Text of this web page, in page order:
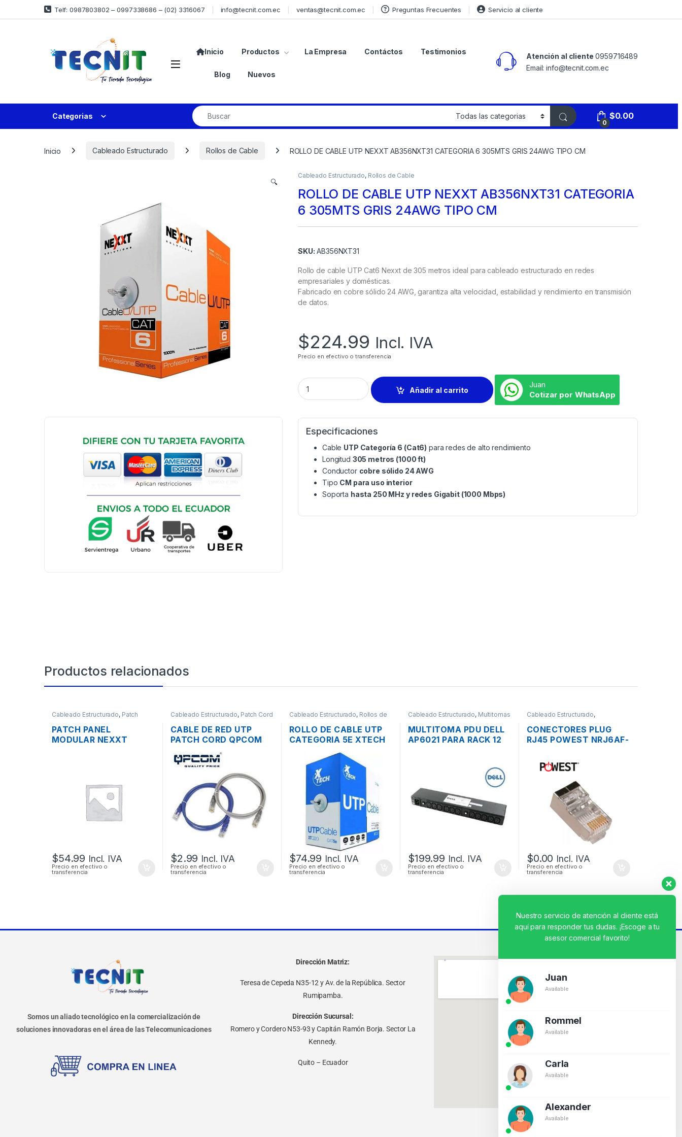
Telf: 0987803802 – 0997338686 – (02) 3316067 info@tecnit.com.ec ventas@tecnit.com.ec Preguntas Frecuentes Servicio al cliente
Inicio Productos La Empresa Contáctos Testimonios
Blog Nuevos
Atención al cliente 0959716489
Email: info@tecnit.com.ec
Categorias
0
$0.00
Inicio Cableado Estructurado Rollos de Cable ROLLO DE CABLE UTP NEXXT AB356NXT31 CATEGORIA 6 305MTS GRIS 24AWG TIPO CM
🔍
Cableado Estructurado, Rollos de Cable
ROLLO DE CABLE UTP NEXXT AB356NXT31 CATEGORIA
6 305MTS GRIS 24AWG TIPO CM
SKU: AB356NXT31
Rollo de cable UTP Cat6 Nexxt de 305 metros ideal para cableado estructurado en redes
empresariales y domésticas.
Fabricado en cobre sólido 24 AWG, garantiza alta velocidad, estabilidad y rendimiento en transmisión
de datos.
$224.99 Incl. IVA
Precio en efectivo o transferencia
Añadir al carrito
Juan
Cotizar por WhatsApp
Especificaciones
Cable UTP Categoría 6 (Cat6) para redes de alto rendimiento
Longitud 305 metros (1000 ft)
Conductor cobre sólido 24 AWG
Tipo CM para uso interior
Soporta hasta 250 MHz y redes Gigabit (1000 Mbps)
Productos relacionados
Cableado Estructurado, Patch
PATCH PANEL
MODULAR NEXXT
$54.99 Incl. IVA
Precio en efectivo o
transferencia
Cableado Estructurado, Patch Cord
CABLE DE RED UTP
PATCH CORD QPCOM
30CM 1 PIE
$2.99 Incl. IVA
Precio en efectivo o
transferencia
Cableado Estructurado, Rollos de
ROLLO DE CABLE UTP
CATEGORIA 5E XTECH
XTC-220 305 MTS.
$74.99 Incl. IVA
Precio en efectivo o
transferencia
Cableado Estructurado, Multitomas
MULTITOMA PDU DELL
AP6021 PARA RACK 12
$199.99 Incl. IVA
Precio en efectivo o
transferencia
Cableado Estructurado,
CONECTORES PLUG
RJ45 POWEST NRJ6AF-
CAT6A
$0.00 Incl. IVA
Precio en efectivo o
transferencia
Somos un aliado tecnológico en la comercialización de
soluciones innovadoras en el área de las Telecomunicaciones
Dirección Matriz:
Teresa de Cepeda N35-12 y Av. de la República. Sector
Rumipamba.
Dirección Sucursal:
Romero y Cordero N53-93 y Capitán Ramón Borja. Sector La
Kennedy.
Quito – Ecuador
Nuestro servicio de atención al cliente está
aquí para responder tus dudas. ¡Escoge a tu
asesor comercial favorito!
Juan
Available
Rommel
Available
Carla
Available
Alexander
Available